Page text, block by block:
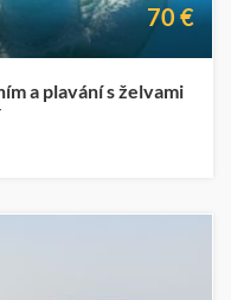
70 €
a plavání s želvami